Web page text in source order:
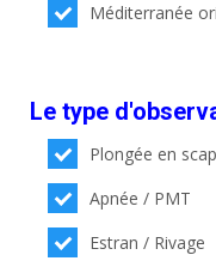
Méditerranée
Le type
Plongée en
Apnée / PMT
Estran / Rivage